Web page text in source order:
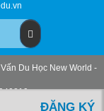
Du Học New World -
ĐĂNG KÝ